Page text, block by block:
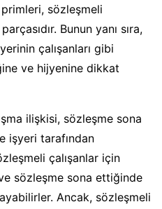
sözleşmeli
Bunun yanı sıra,
çalışanları gibi
ve hijyenine dikkat
ilişkisi, sözleşme sona
işyeri tarafından
çalışanlar için
sözleşme sona ettiğinde
Ancak, sözleşmeli